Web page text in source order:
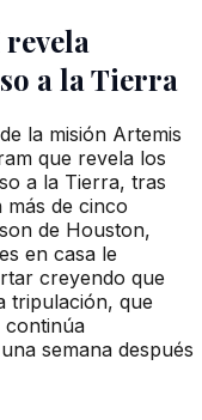
a la Tierra
la misión Artemis
que revela los
a la Tierra, tras
de cinco
de Houston,
en casa le
creyendo que
tripulación, que
continúa
semana después